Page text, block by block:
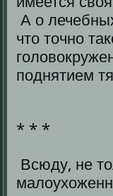
А о
что точно
поднятием
* * *
Всюду, не